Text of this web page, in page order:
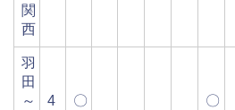
関
西
羽
田
～
4 〇 〇